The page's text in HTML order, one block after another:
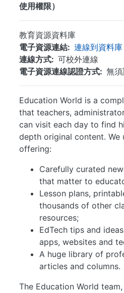
使用權限）
教育資源資料庫
電子資源連結
連線到資料庫
連線方式
可校外連線
電子資源連線認證方式
無
Education World is a
that teachers,
can visit each day to find
depth original content. We
offering:
Carefully curated
that matter to
Lesson plans,
thousands of other
resources;
EdTech tips and
apps, websites and
A huge library of
articles and columns.
The Education World